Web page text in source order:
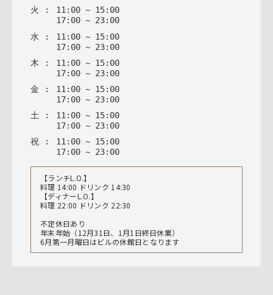
火
: 11: 00 ~ 15: 00
17: 00 ~ 23: 00
水 : 11 : 00 ~ 15: 00
17: 00 ~ 23: 00
木 : 11 : 00 ~ 15: 00
17: 00 ~ 23: 00
金 : 11 : 00 ~ 15: 00
17: 00 ~ 23: 00
土 : 11 : 00 ~ 15: 00
17: 00 ~ 23: 00
祝 : 11: 00 ~ 15: 00
17: 00 ~ 23: 00
【ランチL.O.】
料理 14:00 ドリンク 14:30
【ディナーL.O.】
料理 22:00 ドリンク 22:30
不定休日あり
年末年始（12月31日、1月1日終日休業）
6月第一月曜日はビルの休館日となります